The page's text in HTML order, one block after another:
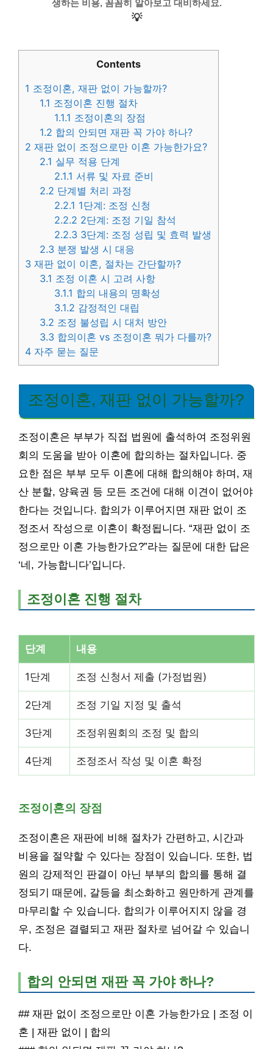
생하는 비용, 꼼꼼히 알아보고 대비하세요.
💡
Contents
1 조정이혼, 재판 없이 가능할까?
1.1 조정이혼 진행 절차
1.1.1 조정이혼의 장점
1.2 합의 안되면 재판 꼭 가야 하나?
2 재판 없이 조정으로만 이혼 가능한가요?
2.1 실무 적용 단계
2.1.1 서류 및 자료 준비
2.2 단계별 처리 과정
2.2.1 1단계: 조정 신청
2.2.2 2단계: 조정 기일 참석
2.2.3 3단계: 조정 성립 및 효력 발생
2.3 분쟁 발생 시 대응
3 재판 없이 이혼, 절차는 간단할까?
3.1 조정 이혼 시 고려 사항
3.1.1 합의 내용의 명확성
3.1.2 감정적인 대립
3.2 조정 불성립 시 대처 방안
3.3 합의이혼 vs 조정이혼 뭐가 다를까?
4 자주 묻는 질문
조정이혼, 재판 없이 가능할까?
조정이혼은 부부가 직접 법원에 출석하여 조정위원
회의 도움을 받아 이혼에 합의하는 절차입니다. 중
요한 점은 부부 모두 이혼에 대해 합의해야 하며, 재
산 분할, 양육권 등 모든 조건에 대해 이견이 없어야
한다는 것입니다. 합의가 이루어지면 재판 없이 조
정조서 작성으로 이혼이 확정됩니다. “재판 없이 조
정으로만 이혼 가능한가요?”라는 질문에 대한 답은
‘네, 가능합니다’입니다.
조정이혼 진행 절차
단계 내용
1단계 조정 신청서 제출 (가정법원)
2단계 조정 기일 지정 및 출석
3단계 조정위원회의 조정 및 합의
4단계 조정조서 작성 및 이혼 확정
조정이혼의 장점
조정이혼은 재판에 비해 절차가 간편하고, 시간과
비용을 절약할 수 있다는 장점이 있습니다. 또한, 법
원의 강제적인 판결이 아닌 부부의 합의를 통해 결
정되기 때문에, 갈등을 최소화하고 원만하게 관계를
마무리할 수 있습니다. 합의가 이루어지지 않을 경
우, 조정은 결렬되고 재판 절차로 넘어갈 수 있습니
다.
합의 안되면 재판 꼭 가야 하나?
## 재판 없이 조정으로만 이혼 가능한가요 | 조정 이
혼 | 재판 없이 | 합의